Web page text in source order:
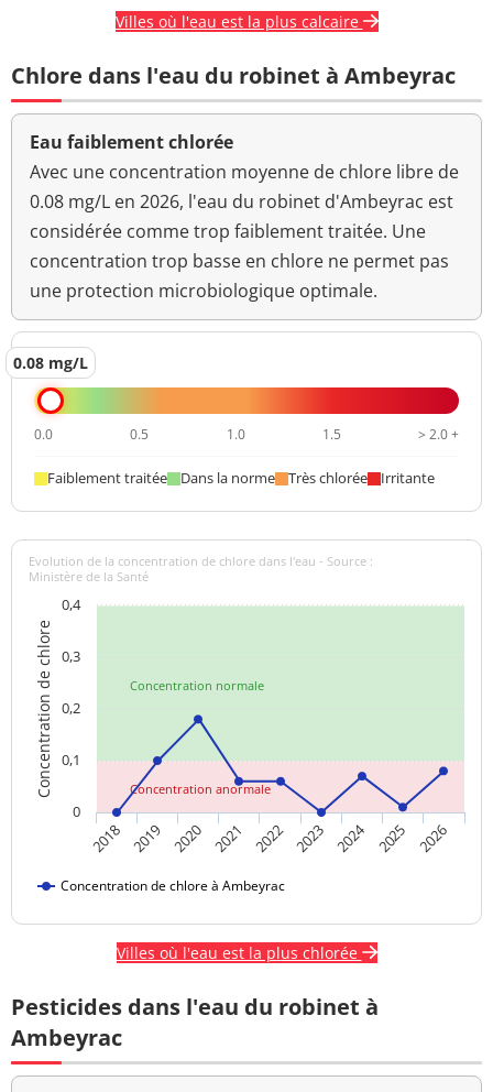
Villes où l'eau est la plus calcaire
Chlore dans l'eau du robinet à Ambeyrac
Eau faiblement chlorée
Avec une concentration moyenne de chlore libre de
0.08 mg/L en 2026, l'eau du robinet d'Ambeyrac est
considérée comme trop faiblement traitée. Une
concentration trop basse en chlore ne permet pas
une protection microbiologique optimale.
0.08 mg/L
0.0 0.5 1.0 1.5 > 2.0 +
Faiblement traitée Dans la norme Très chlorée Irritante
Concentration normale
Concentration anormale
Concentration de chlore
Evolution de la concentration de chlore dans l'eau - Source :
Ministère de la Santé
Concentration de chlore à Ambeyrac
2018 2019 2020 2021 2022 2023 2024 2025 2026
0
0,1
0,2
0,3
0,4
Villes où l'eau est la plus chlorée
Pesticides dans l'eau du robinet à
Ambeyrac